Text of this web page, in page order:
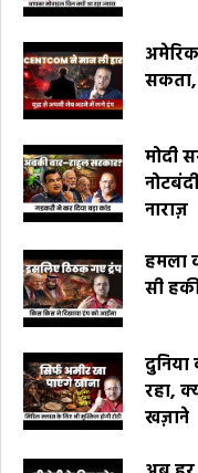
सकता,
मोदी
नाराज़
हमला
सी
रहा,
खज़ाने